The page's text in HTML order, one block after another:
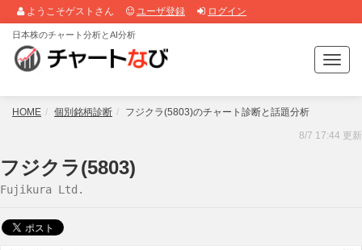
ようこそゲストさん ユーザ登録 ログイン
T
o
g
e
日本株のチャート分析とAI分析
HOME 個別銘柄診断 フジクラ(5803)のチャート診断と話題分析
8/7 17:44 更新
フジクラ(5803)
Fujikura Ltd.